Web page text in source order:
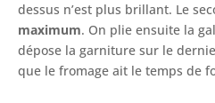
dessus n’est plus brillant. Le
maximum. On plie ensuite la
dépose la garniture sur le
que le fromage ait le temps de